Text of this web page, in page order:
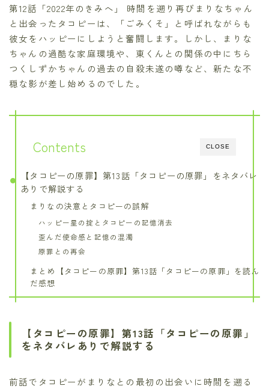
第12話「2022年のきみへ」 時間を遡り再びまりなちゃん
と出会ったタコピーは、「ごみくそ」と呼ばれながらも
彼女をハッピーにしようと奮闘します。しかし、まりな
ちゃんの過酷な家庭環境や、東くんとの関係の中にちら
つくしずかちゃんの過去の自殺未遂の噂など、新たな不
穏な影が差し始めるのでした。
CLOSE
Contents
【タコピーの原罪】第13話「タコピーの原罪」をネタバレ
ありで解説する
まりなの決意とタコピーの誤解
ハッピー星の掟とタコピーの記憶消去
歪んだ使命感と記憶の混濁
原罪との再会
まとめ【タコピーの原罪】第13話「タコピーの原罪」を読ん
だ感想
【タコピーの原罪】第13話「タコピーの原罪」
をネタバレありで解説する
前話でタコピーがまりなとの最初の出会いに時間を遡る